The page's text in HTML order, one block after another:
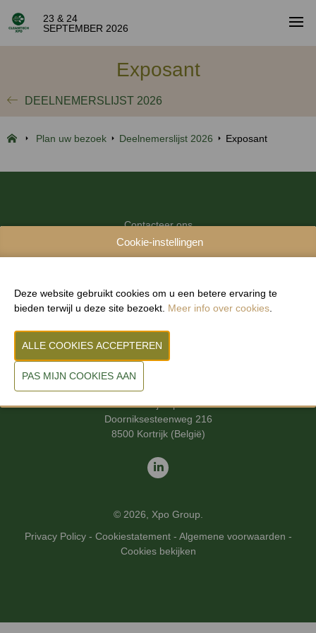
23 & 24
SEPTEMBER 2026
Exposant
DEELNEMERSLIJST 2026
Plan uw bezoek Deelnemerslijst 2026 Exposant
Contacteer ons
Ontdek het event
Deelnemen aan CleanTech Xpo
Pers
Datum
Woensdag 23 september & donderdag 24 september 2026
Locatie
Kortrijk Xpo
Doorniksesteenweg 216
8500 Kortrijk (België)
© 2026, Xpo Group.
Privacy Policy- Cookiestatement- Algemene voorwaarden -
Cookies bekijken
Cookie-instellingen
Deze website gebruikt cookies om u een betere ervaring te
bieden terwijl u deze site bezoekt. Meer info over cookies